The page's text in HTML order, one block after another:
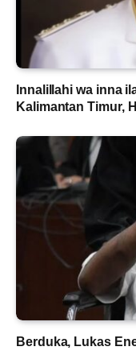
Innalillahi wa inna
Kalimantan Timur,
Berduka, Lukas